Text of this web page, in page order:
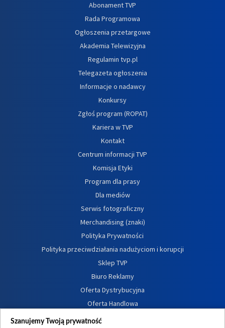
Abonament TVP
Rada Programowa
Ogłoszenia przetargowe
Akademia Telewizyjna
Regulamin tvp.pl
Telegazeta ogłoszenia
Informacje o nadawcy
Konkursy
Zgłoś program (ROPAT)
Kariera w TVP
Kontakt
Centrum informacji TVP
Komisja Etyki
Program dla prasy
Dla mediów
Serwis fotograficzny
Merchandising (znaki)
Polityka Prywatności
Polityka przeciwdziałania nadużyciom i korupcji
Sklep TVP
Biuro Reklamy
Oferta Dystrybucyjna
Oferta Handlowa
Dostępność
Szanujemy Twoją prywatność